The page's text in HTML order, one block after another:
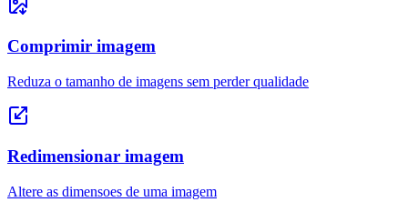
Comprimir imagem
Reduza o tamanho de imagens sem perder qualidade
Redimensionar imagem
Altere as dimensoes de uma imagem